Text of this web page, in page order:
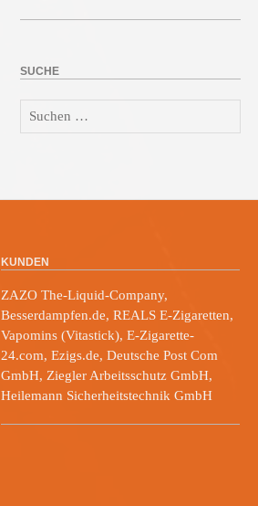
SUCHE
Suchen
nach:
KUNDEN
ZAZO The-Liquid-Company,
Besserdampfen.de, REALS E-Zigaretten,
Vapomins (Vitastick), E-Zigarette-
24.com, Ezigs.de, Deutsche Post Com
GmbH, Ziegler Arbeitsschutz GmbH,
Heilemann Sicherheitstechnik GmbH